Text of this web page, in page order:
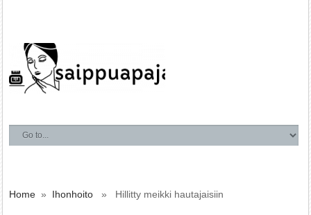
Home » Ihonhoito » Hillitty meikki hautajaisiin